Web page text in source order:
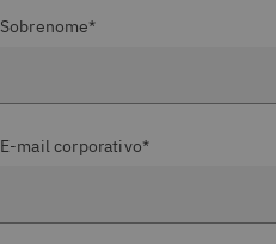
Sobrenome*
E-mail corporativo*